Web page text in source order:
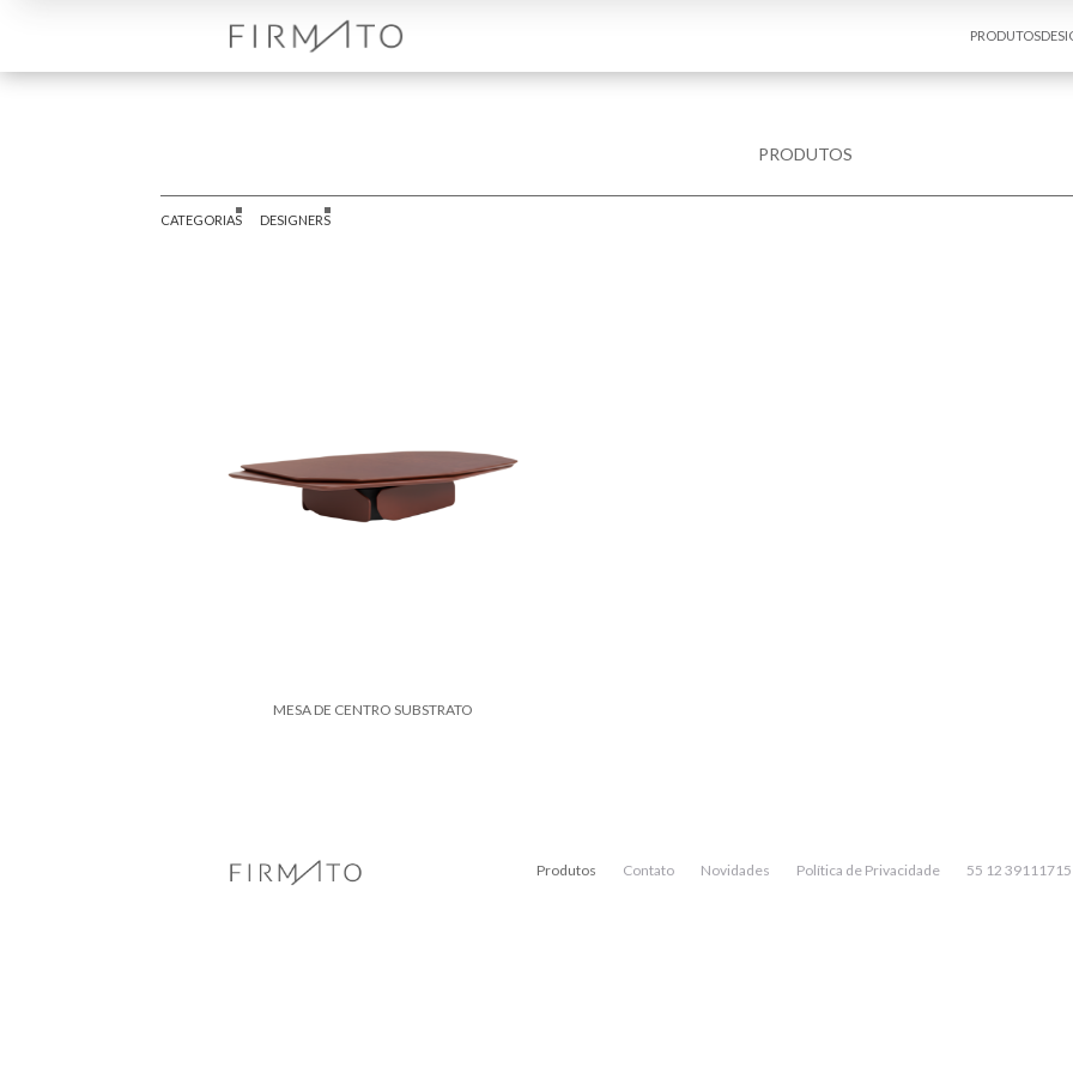
PRODUTOS
PRODUTOS
CATEGORIAS DESIGNERS
MESA DE CENTRO SUBSTRATO
Produtos Contato Novidades Política de Privacidade 55 12 39111715